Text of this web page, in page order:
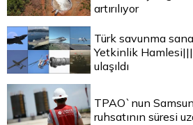
artırılıyor
Türk savunma
Yetkinlik
ulaşıldı
TPAO`nun
ruhsatının süresi